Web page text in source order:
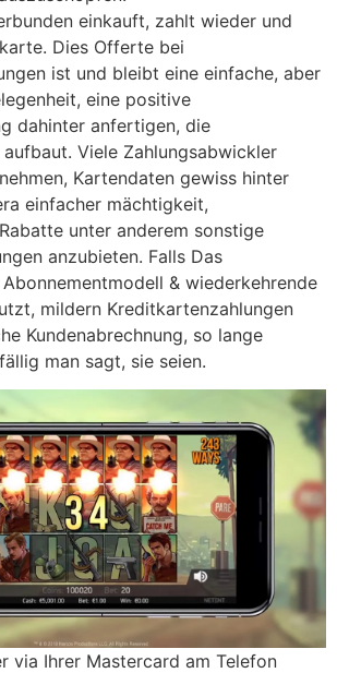
einkauft, zahlt wieder und
Dies Offerte bei
ist und bleibt eine einfache, aber
eine positive
dahinter anfertigen, die
Viele Zahlungsabwickler
Kartendaten gewiss hinter
einfacher mächtigkeit,
unter anderem sonstige
anzubieten. Falls Das
& wiederkehrende
mildern Kreditkartenzahlungen
Kundenabrechnung, so lange
man sagt, sie seien.
via Ihrer Mastercard am Telefon